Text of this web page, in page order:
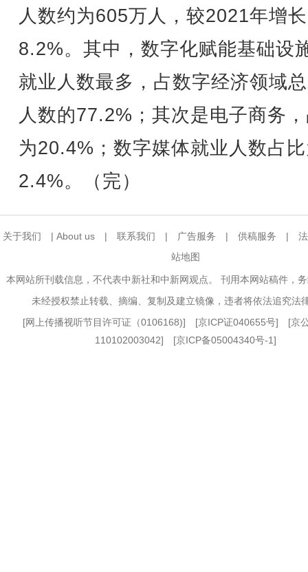
人数约为605万人，较2021年增长
8.2%。其中，数字化赋能基础设
就业人数最多，占数字经济领域
人数的77.2%；其次是电子商务
为20.4%；数字媒体就业人数占
2.4%。（完）
关于我们 | About us | 联系我们 | 广告服务 | 供稿服务 |
站地图
本网站所刊载信息，不代表中新社和中新网观点。 刊用本网站稿件，
未经授权禁止转载、摘编、复制及建立镜像，违者将依法追究法
[网上传播视听节目许可证（0106168)] [京ICP证040655号] [京
110102003042] [京ICP备05004340号-1]